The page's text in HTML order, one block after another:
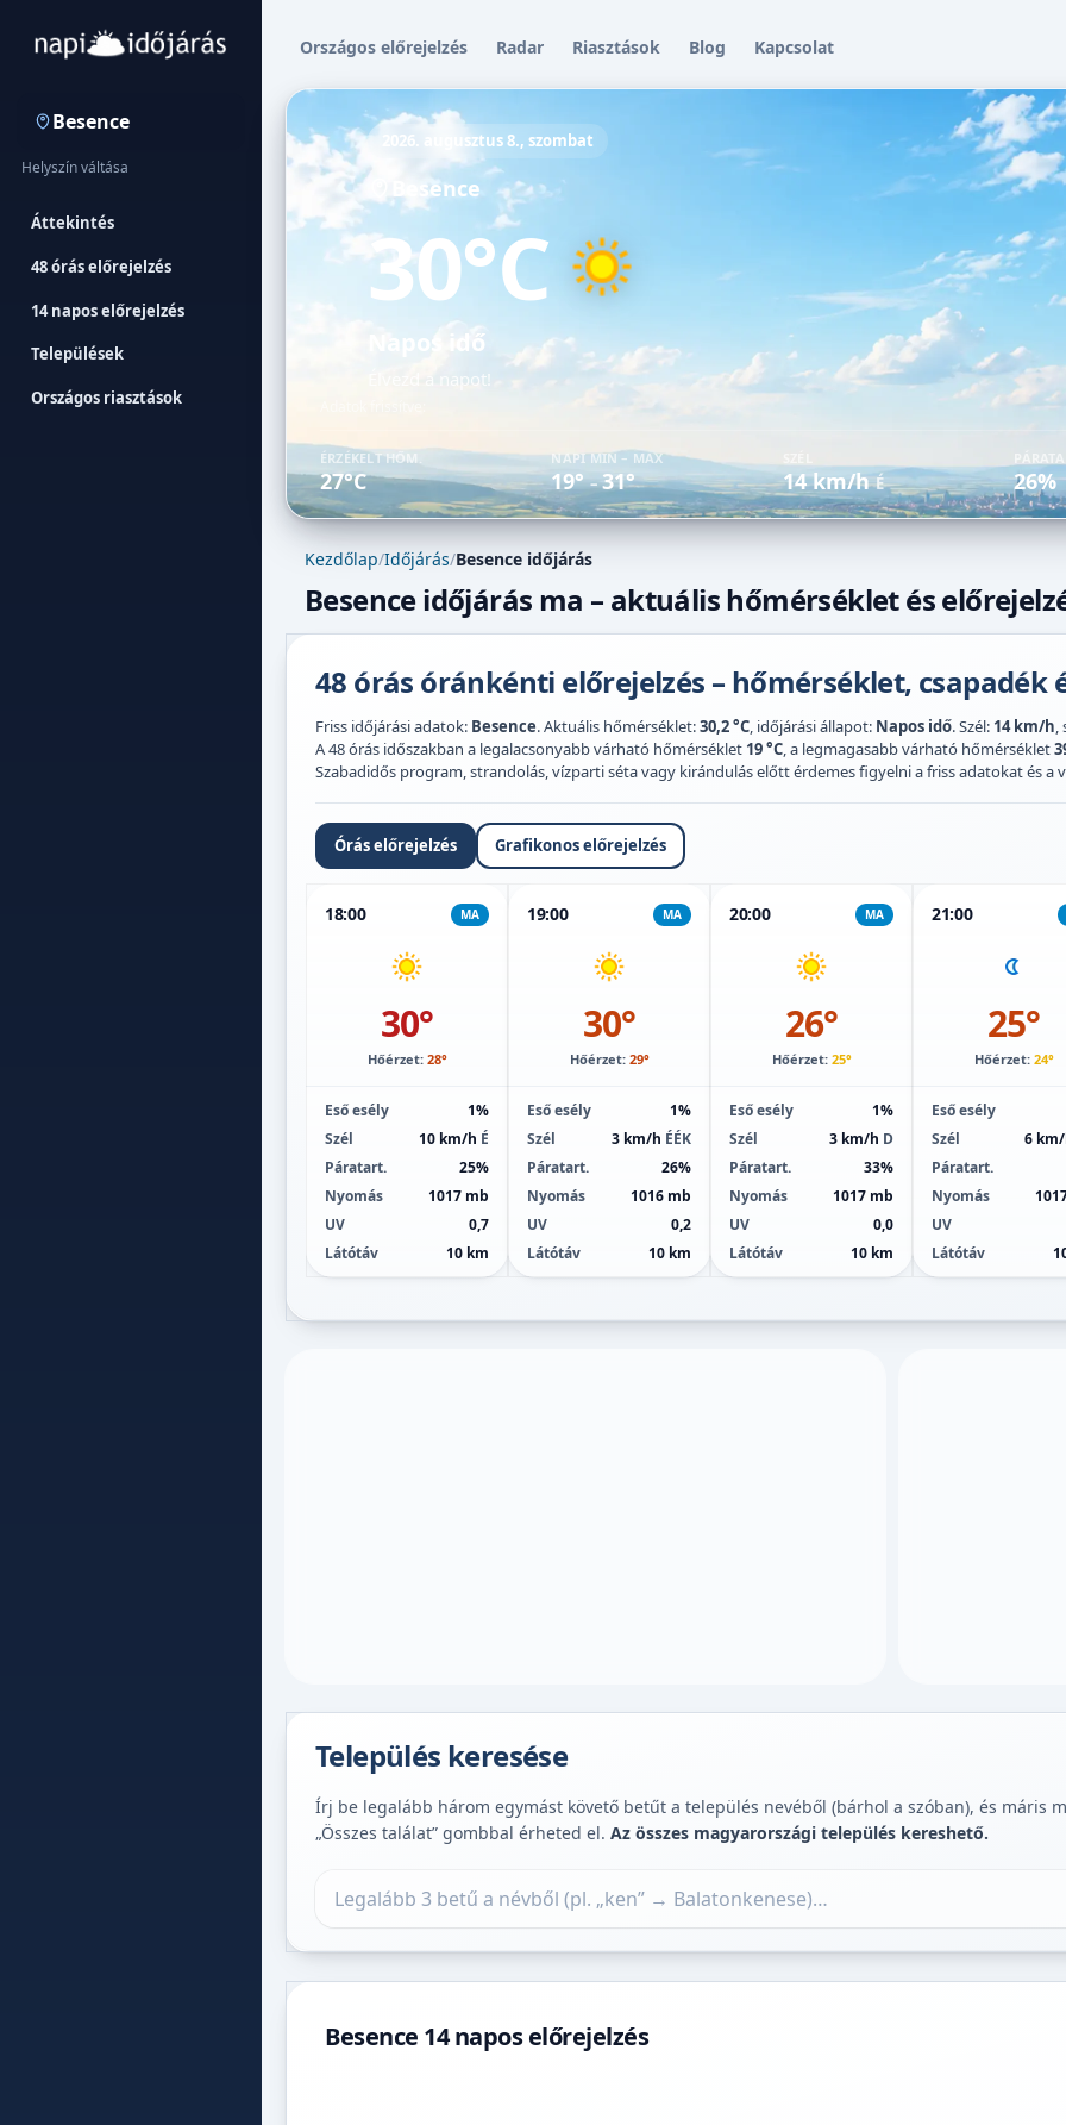
Besence
Helyszín váltása
Áttekintés
48 órás előrejelzés
14 napos előrejelzés
Települések
Országos riasztások
Országos előrejelzés Radar Riasztások Blog Kapcsolat
2026. augusztus 8., szombat
Besence
30°C
Napos idő
Élvezd a napot!
ÉRZÉKELT HŐM.
27°C
NAPI MIN – MAX
19° –31° 14 km/hÉ 26%
Kezdőlap/Időjárás/Besence időjárás
Besence időjárás ma – aktuális hőmérséklet és
48 órás óránkénti előrejelzés – hőmérséklet, csapadék
Friss időjárási adatok: Besence. Aktuális hőmérséklet:30,2 °C, időjárási állapot: Napos idő. Szél: 14 km/h,
A 48 órás időszakban a legalacsonyabb várható hőmérséklet 19 °C, a legmagasabb várható hőmérséklet
Szabadidős program, strandolás, vízparti séta vagy kirándulás előtt érdemes figyelni a friss adatokat és a
Órás előrejelzés Grafikonos előrejelzés
18:00 MA
30°
Hőérzet: 28°
Eső esély
1%
Szél
10 km/h É
Páratart.
25%
Nyomás
1017 mb
UV
0,7
Látótáv
10 km
19:00 MA
30°
Hőérzet: 29°
Eső esély
1%
Szél
3 km/h ÉÉK
Páratart.
26%
Nyomás
1016 mb
UV
0,2
Látótáv
10 km
20:00 MA
26°
Hőérzet: 25°
Eső esély
1%
Szél
3 km/h D
Páratart.
33%
Nyomás
1017 mb
UV
0,0
Látótáv
10 km
21:00
25°
Hőérzet: 24°
Eső esély
Szél
6
Páratart.
Nyomás
UV
Látótáv
Település keresése
Írj be legalább három egymást követő betűt a település nevéből (bárhol a szóban), és máris
„Összes találat” gombbal érheted el. Az összes magyarországi település kereshető.
Besence 14 napos előrejelzés